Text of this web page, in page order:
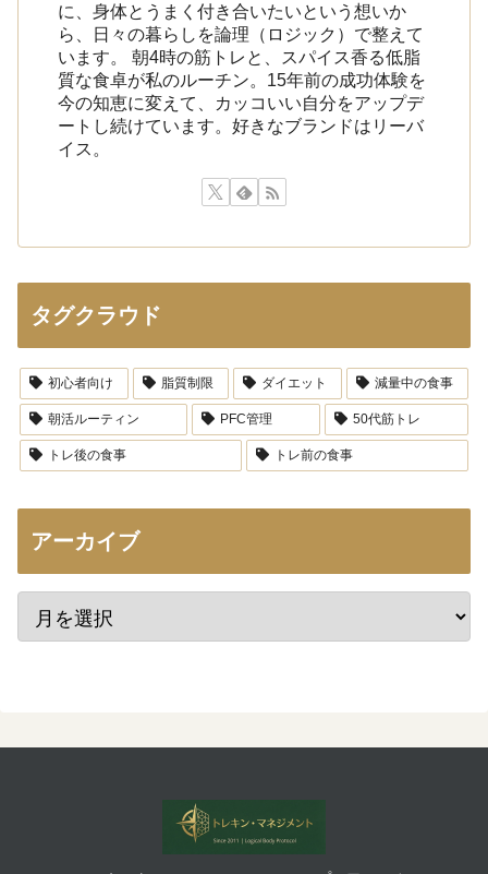
に、身体とうまく付き合いたいという想いか
ら、日々の暮らしを論理（ロジック）で整えて
います。 朝4時の筋トレと、スパイス香る低脂
質な食卓が私のルーチン。15年前の成功体験を
今の知恵に変えて、カッコいい自分をアップデ
ートし続けています。好きなブランドはリーバ
イス。
タグクラウド
初心者向け 脂質制限 ダイエット 減量中の食事
朝活ルーティン PFC管理 50代筋トレ
トレ後の食事 トレ前の食事
アーカイブ